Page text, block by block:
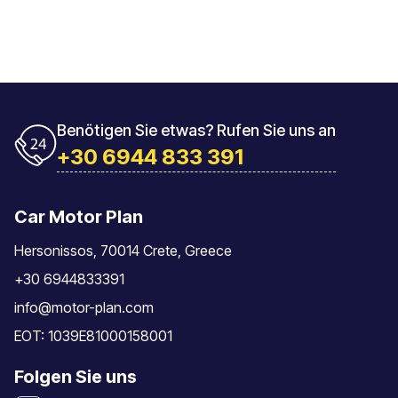
Benötigen Sie etwas? Rufen Sie uns an
+30 6944 833 391
Car Motor Plan
Hersonissos, 70014 Crete, Greece
+30 6944833391
info@motor-plan.com
EOT: 1039E81000158001
Folgen Sie uns